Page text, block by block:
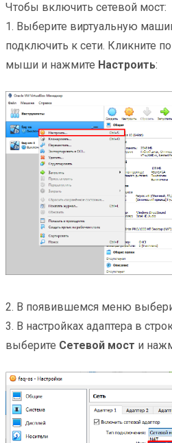
Чтобы включить сетевой мост:
1. Выберите виртуальную
подключить к сети. Кликните
мыши и нажмите Настроить:
2. В появившемся меню
3. В настройках адаптера в
выберите Сетевой мост и